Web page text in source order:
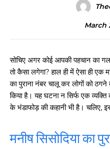
March
सोचिए अगर कोई आपकी पहचान का
तो कैसा लगेगा? हाल ही में ऐसा ही एक
का पुराना नंबर चालू कर लोगों को
किया है। यह घटना न सिर्फ एक व्यक्ति
के भंडाफोड़ की कहानी भी है। चलिए,
मनीष सिसोदिया का